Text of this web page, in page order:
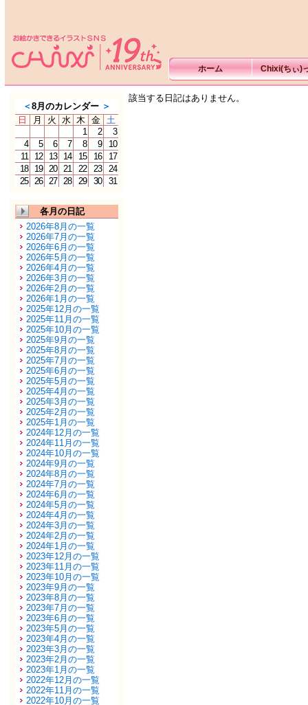
ホーム Chixi(ちぃ)
＜8月のカレンダー ＞
日
月 火 水 木 金 土
1
2
3
4
5 6 7 8 9
10
11
12 13 14 15 16
17
18
19 20 21 22 23
24
25 26 27 28 29 30 31
各月の日記
2026年8月の一覧
2026年7月の一覧
2026年6月の一覧
2026年5月の一覧
2026年4月の一覧
2026年3月の一覧
2026年2月の一覧
2026年1月の一覧
2025年12月の一覧
2025年11月の一覧
2025年10月の一覧
2025年9月の一覧
2025年8月の一覧
2025年7月の一覧
2025年6月の一覧
2025年5月の一覧
2025年4月の一覧
2025年3月の一覧
2025年2月の一覧
2025年1月の一覧
2024年12月の一覧
2024年11月の一覧
2024年10月の一覧
2024年9月の一覧
2024年8月の一覧
2024年7月の一覧
2024年6月の一覧
2024年5月の一覧
2024年4月の一覧
2024年3月の一覧
2024年2月の一覧
2024年1月の一覧
2023年12月の一覧
2023年11月の一覧
2023年10月の一覧
2023年9月の一覧
2023年8月の一覧
2023年7月の一覧
2023年6月の一覧
2023年5月の一覧
2023年4月の一覧
2023年3月の一覧
2023年2月の一覧
2023年1月の一覧
2022年12月の一覧
2022年11月の一覧
2022年10月の一覧
該当する日記はありません。